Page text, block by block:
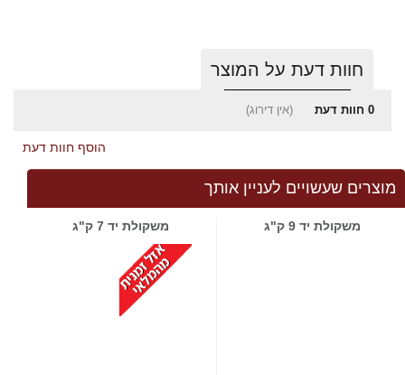
חוות דעת על המוצר
0 חוות דעת (אין דירוג)
הוסף חוות דעת
מוצרים שעשויים לעניין אותך
משקולת יד 9 ק"ג משקולת יד 7 ק"ג